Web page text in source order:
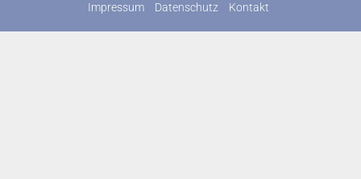
Impressum
Datenschutz Kontakt